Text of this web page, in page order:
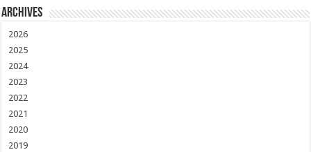
Archives
2026
2025
2024
2023
2022
2021
2020
2019